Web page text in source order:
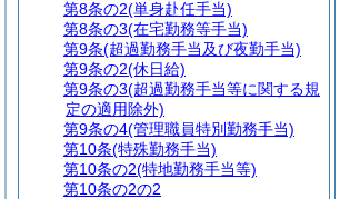
第8条の2(単身赴任手当)
第8条の3(在宅勤務等手当)
第9条(超過勤務手当及び夜勤手当)
第9条の2(休日給)
第9条の3(超過勤務手当等に関する規
定の適用除外)
第9条の4(管理職員特別勤務手当)
第10条(特殊勤務手当)
第10条の2(特地勤務手当等)
第10条の2の2